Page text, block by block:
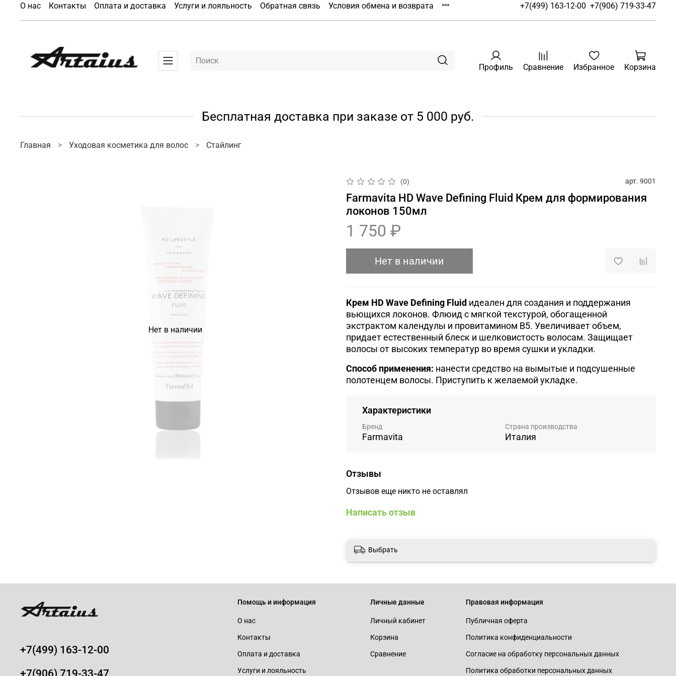
О нас Контакты Оплата и доставка Услуги и лояльность Обратная связь Условия обмена и возврата +7(499) 163-12-00 +7(906) 719-33-47
Профиль Сравнение Избранное Корзина
Бесплатная доставка при заказе от 5 000 руб.
Главная Уходовая косметика для волос Стайлинг
Нет в наличии
(0) арт. 9001
Farmavita HD Wave Defining Fluid Крем для формирования
локонов 150мл
1 750 ₽
Нет в наличии
Крем HD Wave Defining Fluid идеален для создания и поддержания
вьющихся локонов. Флюид с мягкой текстурой, обогащенной
экстрактом календулы и провитамином B5. Увеличивает объем,
придает естественный блеск и шелковистость волосам. Защищает
волосы от высоких температур во время сушки и укладки.
Способ применения: нанести средство на вымытые и подсушенные
полотенцем волосы. Приступить к желаемой укладке.
Характеристики
Бренд
Farmavita
Страна производства
Италия
Отзывы
Отзывов еще никто не оставлял
Написать отзыв
Выбрать
Помощь и информация
О нас
Контакты
Оплата и доставка
Услуги и лояльность
Личные данные
Личный кабинет
Корзина
Сравнение
Правовая информация
Публичная оферта
Политика конфиденциальности
Согласие на обработку персональных данных
Политика обработки персональных данных
+7(499) 163-12-00
+7(906) 719-33-47